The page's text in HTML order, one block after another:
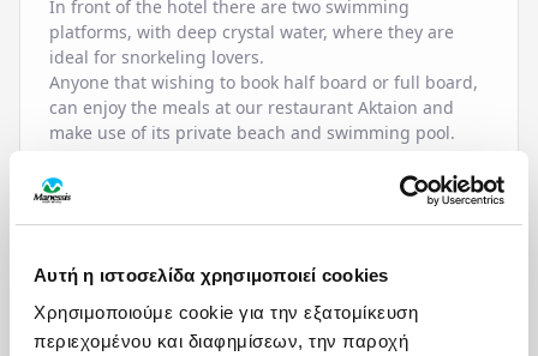
Αυτή η ιστοσελίδα χρησιμοποιεί cookies
Χρησιμοποιούμε cookie για την εξατομίκευση
περιεχομένου και διαφημίσεων, την παροχή
In front of the hotel there are two swimming
platforms, with deep crystal water, where they are
ideal for snorkeling lovers.
Anyone that wishing to book half board or full board,
can enjoy the meals at our restaurant Aktaion and
make use of its private beach and swimming pool.
At 150 meters is the port of Skala, where Ferry Boat
comes in 1 hour and 40 minutes from
Piraeus.https://www.saronicferries.gr/
Doplpin comes in 1 hour from
Piraeus.http://www.vrisko.gr/en/ferry-routes-
greece/piraeus/agistri/2017-09-14/